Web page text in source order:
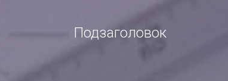
Подзаголовок